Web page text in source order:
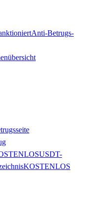
Anti-Betrugs-
USDT-
KOSTENLOS